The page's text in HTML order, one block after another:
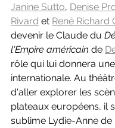
Janine Sutto, Denise
Rivard et René Richard
devenir le Claude du
l'Empire américain de
rôle qui lui donnera
internationale. Au
d'aller explorer les
plateaux européens, il
sublime Lydie-Anne de